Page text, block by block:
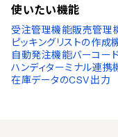
使いたい機能
受注管理機能販売管理
ピッキングリストの作成
自動発注機能バーコー
ハンディターミナル連携
在庫データのCSV出力